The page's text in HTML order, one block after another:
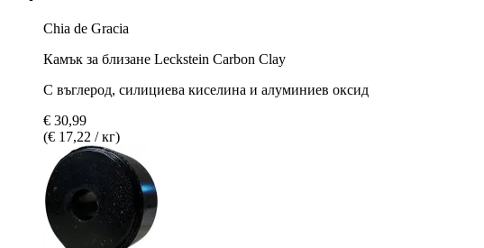
Chia de Gracia
Камък за близане Leckstein Carbon Clay
С въглерод, силициева киселина и алуминиев оксид
€ 30,99
(€ 17,22 / кг)